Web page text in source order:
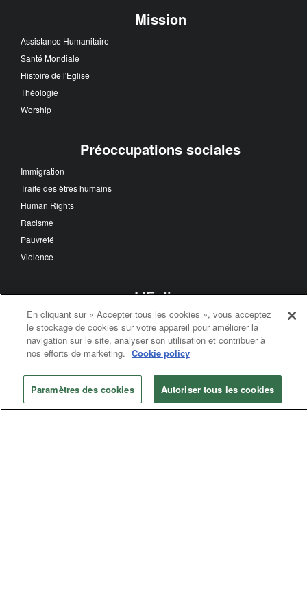
Mission
Assistance Humanitaire
Santé Mondiale
Histoire de l'Eglise
Théologie
Worship
Préoccupations sociales
Immigration
Traite des êtres humains
Human Rights
Racisme
Pauvreté
Violence
L'Eglise
La Conférence Générale
Le Conseil des Evêques
Le Haut-Conseil Judiciaire
La Table Connexionnelle
Conférence Annuelle
En cliquant sur « Accepter tous les cookies », vous acceptez
le stockage de cookies sur votre appareil pour améliorer la
navigation sur le site, analyser son utilisation et contribuer à
nos efforts de marketing. Cookie policy
Paramètres des cookies Autoriser tous les cookies